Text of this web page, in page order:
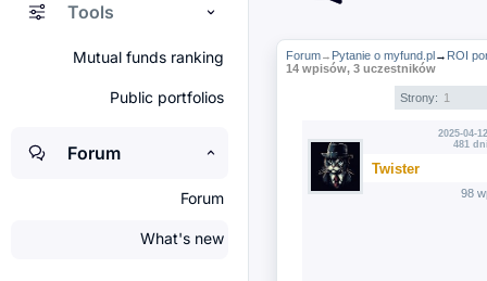
Tools
Mutual funds ranking
Public portfolios
Forum
Forum
What's new
Forum→ Pytanie o myfund.pl→ ROI
14 wpisów, 3 uczestników
Strony: 1
2025-04-
481
Twister
98